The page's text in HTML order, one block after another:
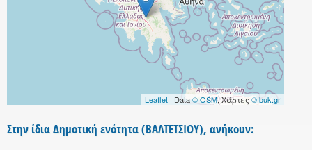
Leaflet | Data© OSM, Χάρτες © buk.gr
Στην ίδια Δημοτική ενότητα (ΒΑΛΤΕΤΣΙΟΥ), ανήκουν: